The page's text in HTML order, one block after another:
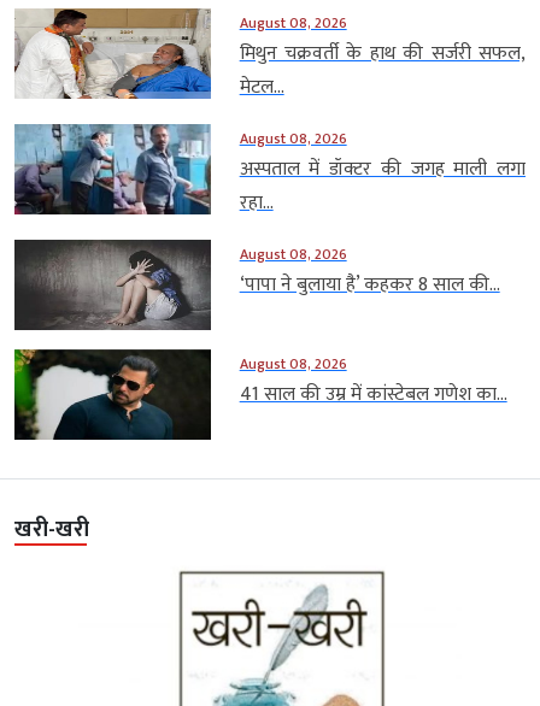
August 08, 2026
मिथुन चक्रवर्ती के हाथ की सर्जरी सफल,
मेटल...
August 08, 2026
अस्पताल में डॉक्टर की जगह माली लगा
रहा...
August 08, 2026
‘पापा ने बुलाया है’ कहकर 8 साल की...
August 08, 2026
41 साल की उम्र में कांस्टेबल गणेश का...
खरी-खरी